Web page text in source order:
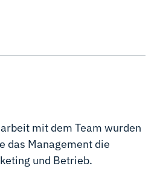
mit dem Team wurden
das Management die
und Betrieb.